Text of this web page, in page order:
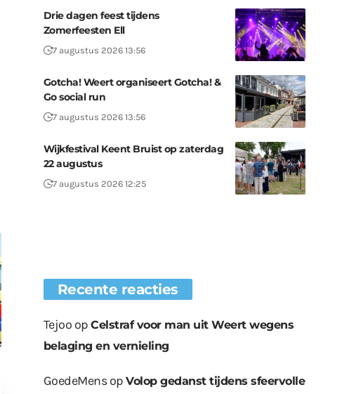
Drie dagen feest tijdens
Zomerfeesten Ell
7 augustus 2026 13:56
Gotcha! Weert organiseert Gotcha! &
Go social run
7 augustus 2026 13:56
Wijkfestival Keent Bruist op zaterdag
22 augustus
7 augustus 2026 12:25
Recente reacties
Tejoo opCelstraf voor man uit Weert wegens
belaging en vernieling
GoedeMensopVolop gedanst tijdens sfeervolle